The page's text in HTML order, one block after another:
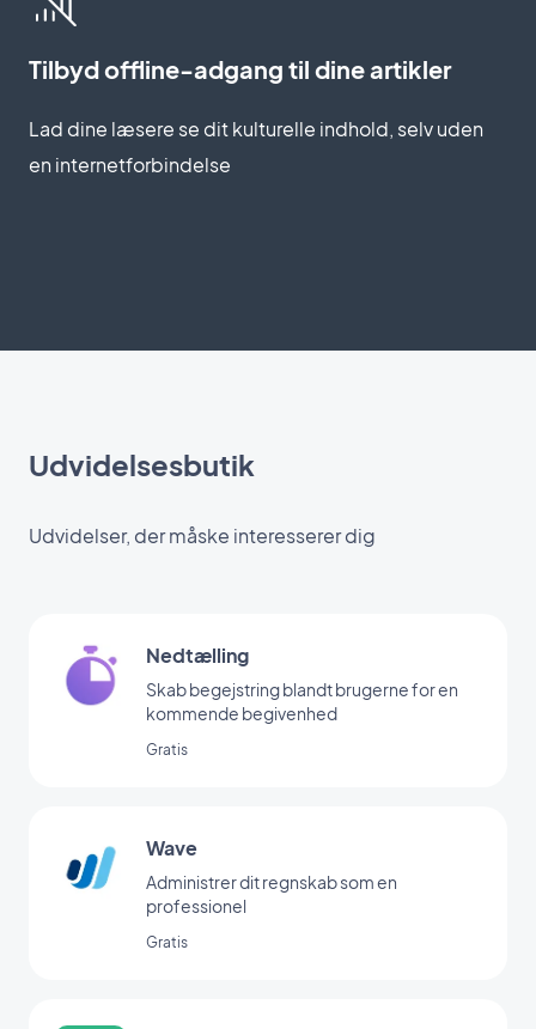
Tilbyd offline-adgang til dine artikler
Lad dine læsere se dit kulturelle indhold, selv uden
en internetforbindelse
Udvidelsesbutik
Udvidelser, der måske interesserer dig
Nedtælling
Skab begejstring blandt brugerne for en
kommende begivenhed
Gratis
Wave
Administrer dit regnskab som en
professionel
Gratis